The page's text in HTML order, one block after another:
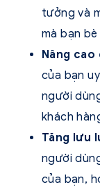
tưởng và
mà bạn
Nâng cao
của bạn
người
khách
Tăng lưu
người
của bạn,